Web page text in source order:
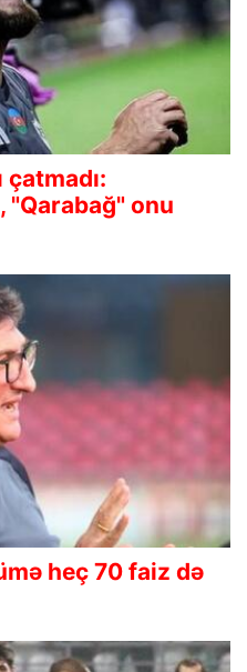
"Qarabağ" onu
heç 70 faiz də